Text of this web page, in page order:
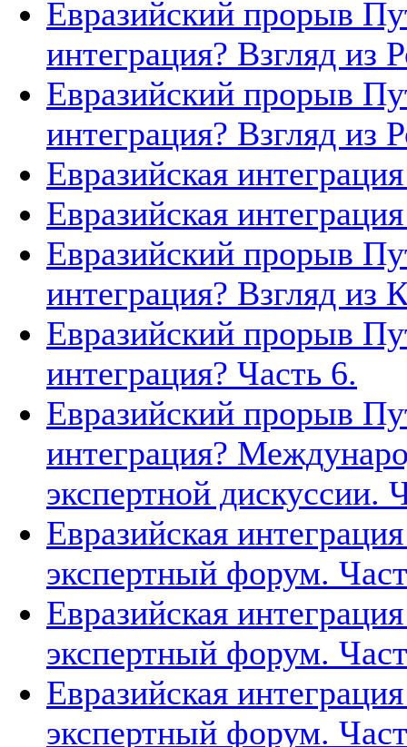
Евразийский прорыв
интеграция? Взгляд из
Евразийский прорыв
интеграция? Взгляд из
Евразийская
Евразийская
Евразийский прорыв
интеграция? Взгляд из
Евразийский прорыв
интеграция? Часть 6.
Евразийский прорыв
интеграция?
экспертной дискуссии.
Евразийская
экспертный форум.
Евразийская
экспертный форум.
Евразийская
экспертный форум.